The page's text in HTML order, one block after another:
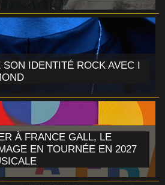
IDENTITÉ ROCK AVEC I
À FRANCE GALL, LE
EN TOURNÉE EN 2027